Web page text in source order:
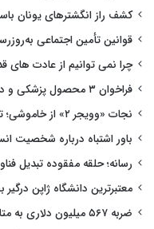
کشف راز انگشترهای یونان
قوانین تأمین اجتماعی
چرا نمی توانیم از عادت های
فراخوان ۳ محصول پزشکی و دارویی به دلیل خطرهای کیفی و ایمنی
نجات «وویجر ۲» از خاموشی؛ تدبیر ناسا برای حفظ کاوشگر ۴۸ ساله
باور اشتباه درباره شخصیت
رسانه؛ حلقه مفقوده تبدیل
معتبرترین دانشگاه ژاپن
ضربه ۵۶۷ میلیون دلاری به متا؛ اینستاگرام زیر تیغ دادگاه